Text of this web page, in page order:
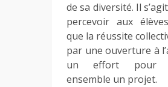
de sa diversité. Il
percevoir aux
que la réussite
par une ouverture à
un effort pour
ensemble un projet.